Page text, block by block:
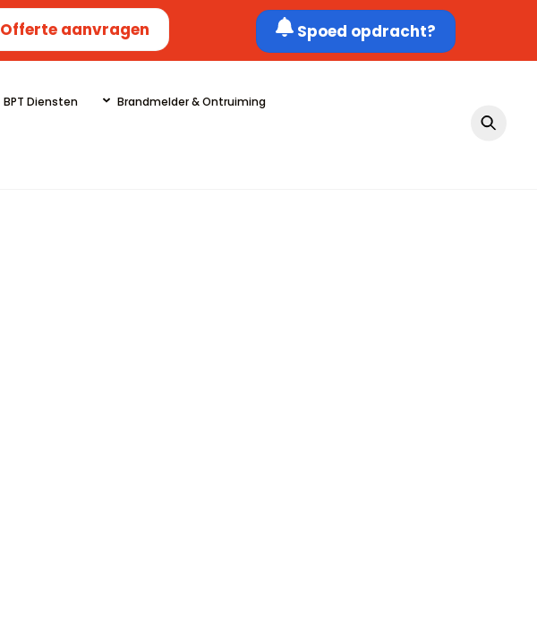
Offerte aanvragen Spoed opdracht?
BPT Diensten Brandmelder & Ontruiming